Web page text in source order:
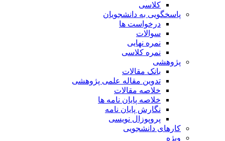
کلاسی
پاسخگویی به دانشجویان
درخواست ها
سوالات
نمره نهایی
نمره کلاسی
پژوهشی
بانک مقالات
تدوین مقاله علمی پژوهشی
خلاصه مقالات
خلاصه پایان نامه ها
نگارش پایان نامه
پروپوزال نویسی
کارهای دانشجویی
ویژه